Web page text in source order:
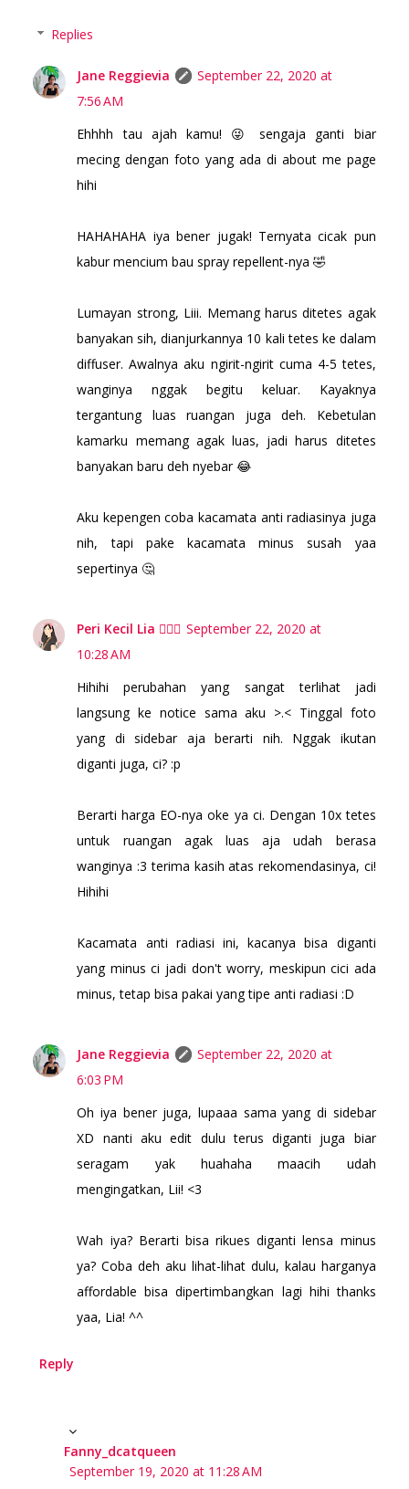
Replies
Jane Reggievia
September 22, 2020 at
7:56 AM
Ehhhh tau ajah kamu! 😜 sengaja ganti biar
mecing dengan foto yang ada di about me page
hihi
HAHAHAHA iya bener jugak! Ternyata cicak pun
kabur mencium bau spray repellent-nya 🤣
Lumayan strong, Liii. Memang harus ditetes agak
banyakan sih, dianjurkannya 10 kali tetes ke dalam
diffuser. Awalnya aku ngirit-ngirit cuma 4-5 tetes,
wanginya nggak begitu keluar. Kayaknya
tergantung luas ruangan juga deh. Kebetulan
kamarku memang agak luas, jadi harus ditetes
banyakan baru deh nyebar 😂
Aku kepengen coba kacamata anti radiasinya juga
nih, tapi pake kacamata minus susah yaa
sepertinya 🤔
Peri Kecil Lia 🧚🏻‍♀️ September 22, 2020 at
10:28 AM
Hihihi perubahan yang sangat terlihat jadi
langsung ke notice sama aku >.< Tinggal foto
yang di sidebar aja berarti nih. Nggak ikutan
diganti juga, ci? :p
Berarti harga EO-nya oke ya ci. Dengan 10x tetes
untuk ruangan agak luas aja udah berasa
wanginya :3 terima kasih atas rekomendasinya, ci!
Hihihi
Kacamata anti radiasi ini, kacanya bisa diganti
yang minus ci jadi don't worry, meskipun cici ada
minus, tetap bisa pakai yang tipe anti radiasi :D
Jane Reggievia
September 22, 2020 at
6:03 PM
Oh iya bener juga, lupaaa sama yang di sidebar
XD nanti aku edit dulu terus diganti juga biar
seragam yak huahaha maacih udah
mengingatkan, Lii! <3
Wah iya? Berarti bisa rikues diganti lensa minus
ya? Coba deh aku lihat-lihat dulu, kalau harganya
affordable bisa dipertimbangkan lagi hihi thanks
yaa, Lia! ^^
Reply
Fanny_dcatqueen
September 19, 2020 at 11:28 AM